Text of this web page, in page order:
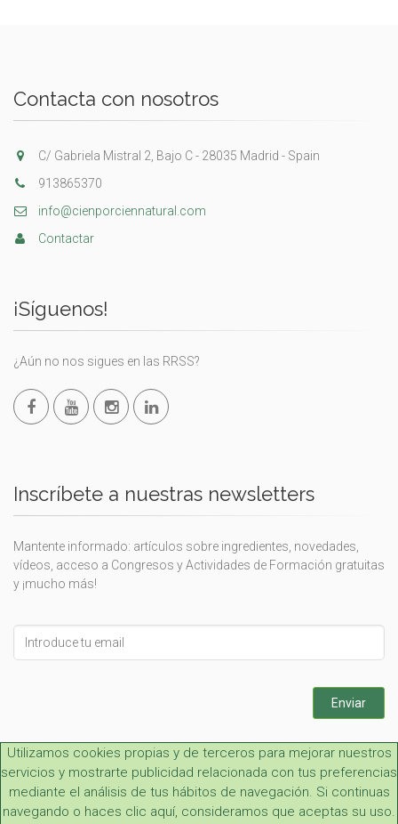
Contacta con nosotros
C/ Gabriela Mistral 2, Bajo C - 28035 Madrid - Spain
913865370
info@cienporciennatural.com
Contactar
¡Síguenos!
¿Aún no nos sigues en las RRSS?
Inscríbete a nuestras newsletters
Mantente informado: artículos sobre ingredientes, novedades,
vídeos, acceso a Congresos y Actividades de Formación gratuitas
y ¡mucho más!
this
field
Enviar
Utilizamos cookies propias y de terceros para mejorar nuestros
servicios y mostrarte publicidad relacionada con tus preferencias
mediante el análisis de tus hábitos de navegación. Si continuas
navegando o haces clic aquí, consideramos que aceptas su uso.